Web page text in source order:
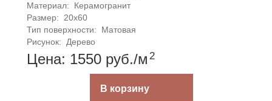
Материал:
Керамогранит
Размер:
20x60
Тип поверхности:
Матовая
Рисунок:
Дерево
Цена: 1550 руб./м 2
В корзину